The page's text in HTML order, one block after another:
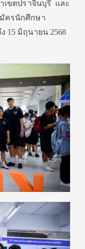
เขตปราจีนบุรี และ
มัครนักศึกษา
15 มิถุนายน 2568